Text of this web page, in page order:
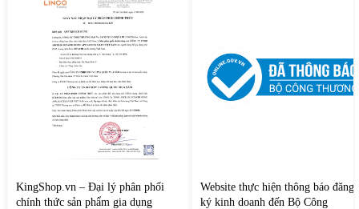
KingShop.vn – Đại lý phân phối
chính thức sản phẩm gia dụng
Website thực hiện thông báo đăng
ký kinh doanh đến Bộ Công